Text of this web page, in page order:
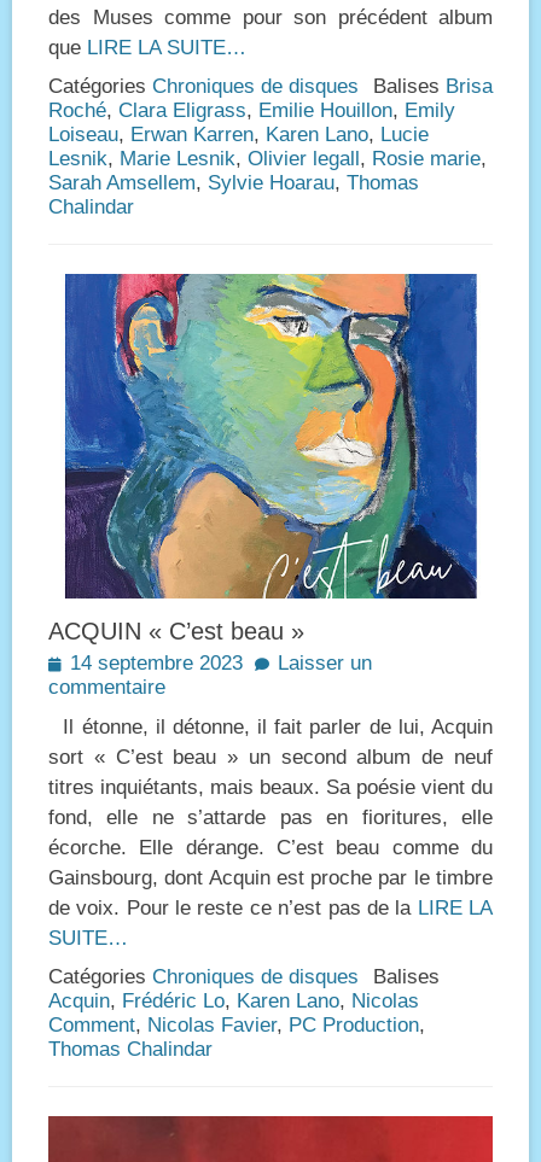
des Muses comme pour son précédent album
que LIRE LA SUITE…
Catégories Chroniques de disques Balises Brisa
Roché, Clara Eligrass, Emilie Houillon, Emily
Loiseau, Erwan Karren, Karen Lano, Lucie
Lesnik, Marie Lesnik, Olivier legall, Rosie marie,
Sarah Amsellem, Sylvie Hoarau, Thomas
Chalindar
ACQUIN « C’est beau »
Posted
on
14 septembre 2023
Laisser un
commentaire
Il étonne, il détonne, il fait parler de lui, Acquin
sort « C’est beau » un second album de neuf
titres inquiétants, mais beaux. Sa poésie vient du
fond, elle ne s’attarde pas en fioritures, elle
écorche. Elle dérange. C’est beau comme du
Gainsbourg, dont Acquin est proche par le timbre
de voix. Pour le reste ce n’est pas de la LIRE LA
SUITE…
Catégories Chroniques de disques
Balises
Acquin, Frédéric Lo, Karen Lano, Nicolas
Comment, Nicolas Favier, PC Production,
Thomas Chalindar